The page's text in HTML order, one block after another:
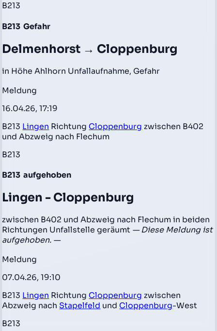
B213
B213 Gefahr
Delmenhorst → Cloppenburg
in Höhe Ahlhorn Unfallaufnahme, Gefahr
Meldung
16.04.26, 17:19
B213 Lingen Richtung Cloppenburg zwischen B402
und Abzweig nach Flechum
B213
B213 aufgehoben
Lingen - Cloppenburg
zwischen B402 und Abzweig nach Flechum in beiden
Richtungen Unfallstelle geräumt — Diese Meldung ist
aufgehoben. —
Meldung
07.04.26, 19:10
B213 Lingen Richtung Cloppenburg zwischen
Abzweig nach Stapelfeld und Cloppenburg-West
B213